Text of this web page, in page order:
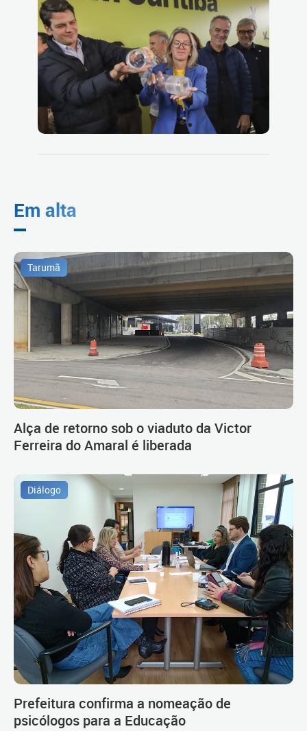
Em alta
Tarumã
Alça de retorno sob o viaduto da Victor
Ferreira do Amaral é liberada
Diálogo
Prefeitura confirma a nomeação de
psicólogos para a Educação